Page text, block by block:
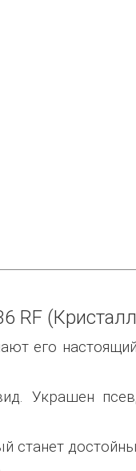
RF
его
Украшен
станет